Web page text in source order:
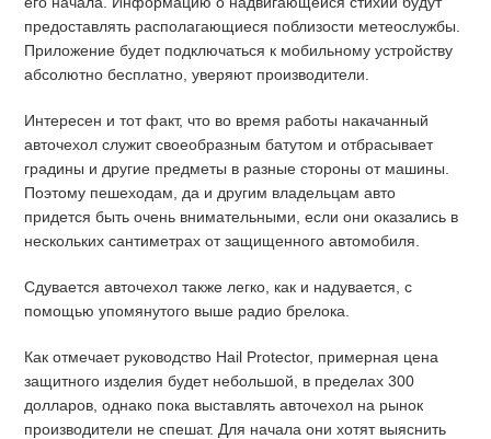
предоставлять располагающиеся поблизости метеослужбы.
Приложение будет подключаться к мобильному устройству
абсолютно бесплатно, уверяют производители.
Интересен и тот факт, что во время работы накачанный
авточехол служит своеобразным батутом и отбрасывает
градины и другие предметы в разные стороны от машины.
Поэтому пешеходам, да и другим владельцам авто
придется быть очень внимательными, если они оказались в
нескольких сантиметрах от защищенного автомобиля.
Сдувается авточехол также легко, как и надувается, с
помощью упомянутого выше радио брелока.
Как отмечает руководство Hail Protector, примерная цена
защитного изделия будет небольшой, в пределах 300
долларов, однако пока выставлять авточехол на рынок
производители не спешат. Для начала они хотят выяснить